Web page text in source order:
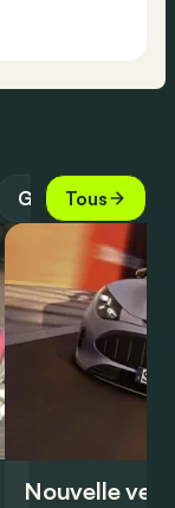
GuideTous
Nouvelle